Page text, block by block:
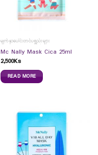
မျက်နှာပေါင်းတင်ပစ္စည်းများ
Mc Nally Mask Cica 25ml
2,500Ks
READ MORE